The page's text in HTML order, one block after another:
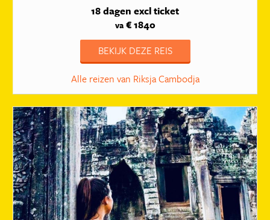
18 dagen excl ticket
va€ 1840
BEKIJK DEZE REIS
Alle reizen van Riksja Cambodja